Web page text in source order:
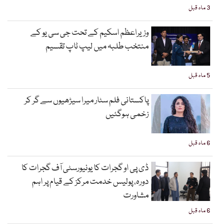
3 ماہ قبل
5 ماہ قبل
وزیراعظم اسکیم کے تحت جی سی یو کے
منتخب طلبہ میں لیپ ٹاپ تقسیم
6 ماہ قبل
پاکستانی فلم سٹار میرا سیڑھیوں سے گر کر
زخمی ہوگئیں
6 ماہ قبل
ڈی پی او گجرات کا یونیورسٹی آف گجرات کا
دورہ، پولیس خدمت مرکز کے قیام پر اہم
مشاورت